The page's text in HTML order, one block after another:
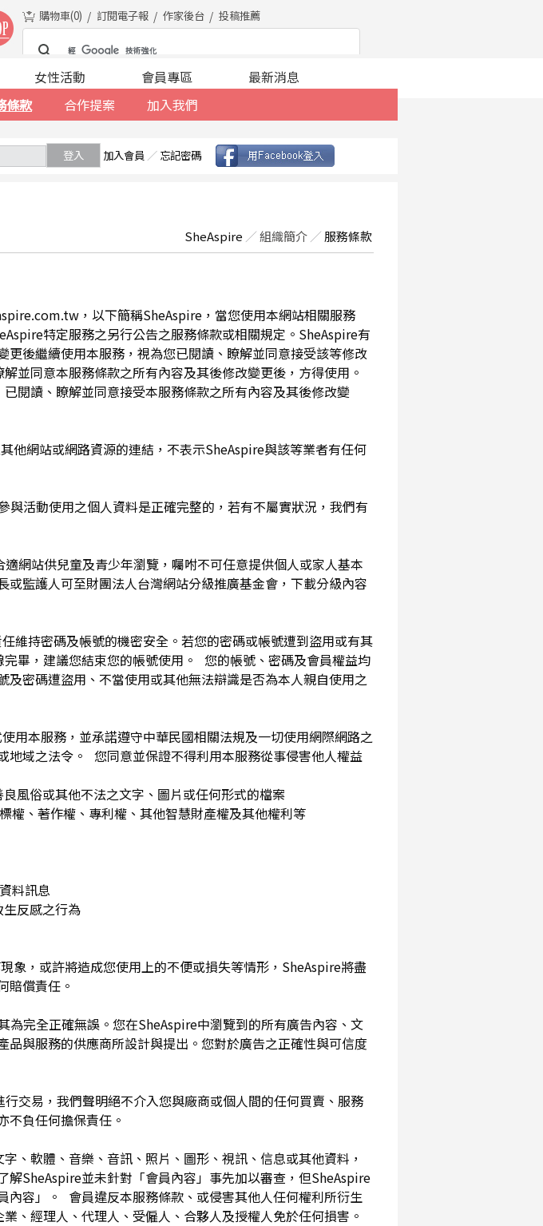
購物車(0) 訂閱電子報 作家後台 投稿推薦
條款 合作提案 加入我們
女性活動 會員專區 最新消息
登入 加入會員 ／ 忘記密碼
SheAspire ／組織簡介 ／ 服務條款
，以下簡稱SheAspire，當您使用本網站相關服務
特定服務之另行公告之服務條款或相關規定。SheAspire有
後繼續使用本服務，視為您已閱讀、瞭解並同意接受該等修改
並同意本服務條款之所有內容及其後修改變更後，方得使用。
閱讀、瞭解並同意接受本服務條款之所有內容及其後修改變
網站或網路資源的連結，不表示SheAspire與該等業者有任何
活動使用之個人資料是正確完整的，若有不屬實狀況，我們有
網站供兒童及青少年瀏覽，囑咐不可任意提供個人或家人基本
監護人可至財團法人台灣網站分級推廣基金會，下載分級內容
維持密碼及帳號的機密安全。若您的密碼或帳號遭到盜用或有其
畢，建議您結束您的帳號使用。 您的帳號、密碼及會員權益均
密碼遭盜用、不當使用或其他無法辯識是否為本人親自使用之
用本服務，並承諾遵守中華民國相關法規及一切使用網際網路之
地域之法令。 您同意並保證不得利用本服務從事侵害他人權益
風俗或其他不法之文字、圖片或任何形式的檔案
權、著作權、專利權、其他智慧財產權及其他權利等
料訊息
生反感之行為
，或許將造成您使用上的不便或損失等情形，SheAspire將盡
賠償責任。
完全正確無誤。您在SheAspire中瀏覽到的所有廣告內容、文
與服務的供應商所設計與提出。您對於廣告之正確性與可信度
交易，我們聲明絕不介入您與廠商或個人間的任何買賣、服務
不負任何擔保責任。
、軟體、音樂、音訊、照片、圖形、視訊、信息或其他資料，
SheAspire並未針對「會員內容」事先加以審查，但SheAspire
內容」。 會員違反本服務條款、或侵害其他人任何權利所衍生
、經理人、代理人、受僱人、合夥人及授權人免於任何損害。